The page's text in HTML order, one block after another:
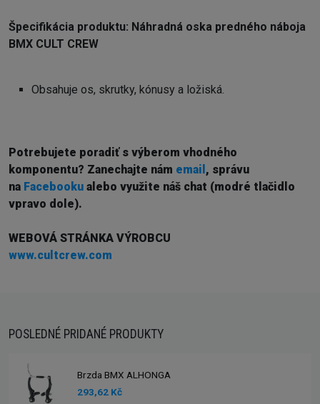
Špecifikácia produktu: Náhradná oska predného náboja
BMX CULT CREW
Obsahuje os, skrutky, kónusy a ložiská.
Potrebujete poradiť s výberom vhodného
komponentu? Zanechajte nám email , správu
na Facebooku alebo využite náš chat (modré tlačidlo
vpravo dole).
WEBOVÁ STRÁNKA VÝROBCU
www.cultcrew.com
POSLEDNÉ PRIDANÉ PRODUKTY
Brzda BMX ALHONGA
293,62 Kč